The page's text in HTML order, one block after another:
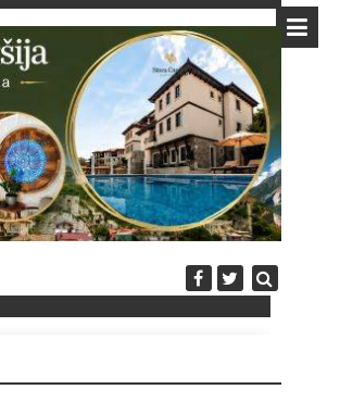
Diplomatija po